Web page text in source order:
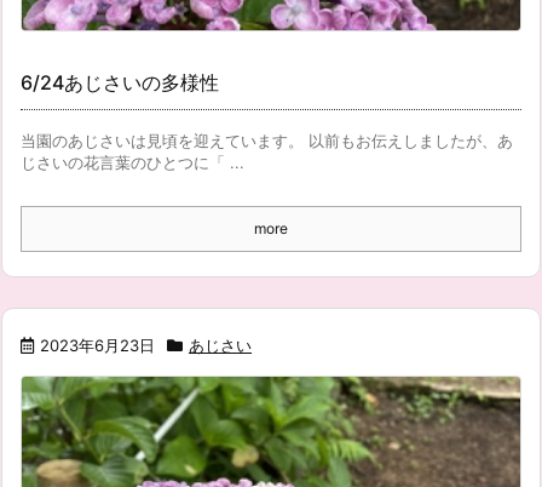
6/24あじさいの多様性
当園のあじさいは見頃を迎えています。 以前もお伝えしましたが、あ
じさいの花言葉のひとつに「 ...
more
2023年6月23日 あじさい